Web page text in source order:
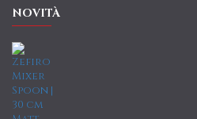
NOVITÀ